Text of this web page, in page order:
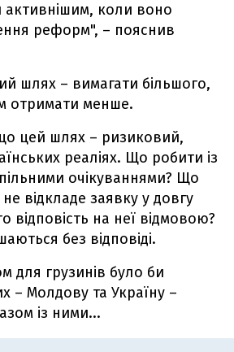
активнішим, коли воно
реформ", – пояснив
шлях – вимагати більшого,
отримати менше.
цей шлях – ризиковий,
реаліях. Що робити із
очікуваннями? Що
відкладе заявку у довгу
відповість на неї відмовою?
без відповіді.
для грузинів було би
– Молдову та Україну –
із ними...